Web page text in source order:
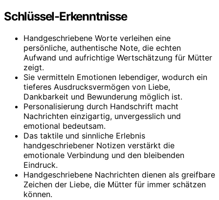
Schlüssel-Erkenntnisse
Handgeschriebene Worte verleihen eine
persönliche, authentische Note, die echten
Aufwand und aufrichtige Wertschätzung für Mütter
zeigt.
Sie vermitteln Emotionen lebendiger, wodurch ein
tieferes Ausdrucksvermögen von Liebe,
Dankbarkeit und Bewunderung möglich ist.
Personalisierung durch Handschrift macht
Nachrichten einzigartig, unvergesslich und
emotional bedeutsam.
Das taktile und sinnliche Erlebnis
handgeschriebener Notizen verstärkt die
emotionale Verbindung und den bleibenden
Eindruck.
Handgeschriebene Nachrichten dienen als greifbare
Zeichen der Liebe, die Mütter für immer schätzen
können.